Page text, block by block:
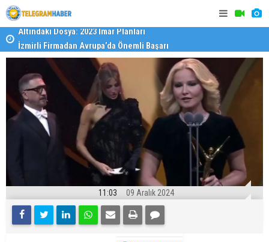
İzmirli Firmadan Avrupa’da Önemli Başarı
Devlet
11:03 09 Aralık 2024